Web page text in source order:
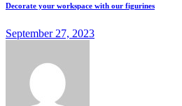
Decorate your workspace with our figurines
September 27, 2023